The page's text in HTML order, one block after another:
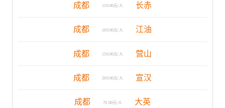
成都 150.00元/人 长赤
成都 100.00元/人 江油
成都 150.00元/人 营山
成都 200.00元/人 宣汉
成都 70.00元/人 大英